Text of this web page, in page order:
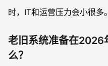
时，IT和运营压力会小很多。
老旧系统准备在2026
么？